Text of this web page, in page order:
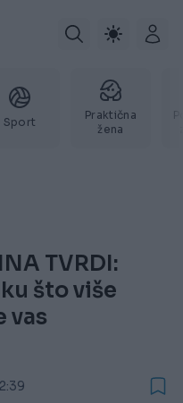
Sport
Praktična
žena
TVRDI:
što više
vas